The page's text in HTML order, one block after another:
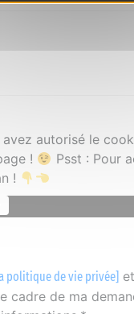
autorisé le
!
Psst : Pour
!
politique de vie privée]
cadre de ma